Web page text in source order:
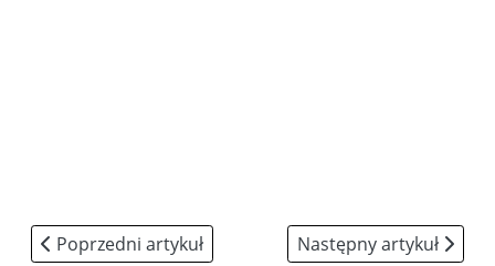
Poprzedni artykuł: Praca
Poprzedni artykuł Następny artykuł:
Następny artykuł